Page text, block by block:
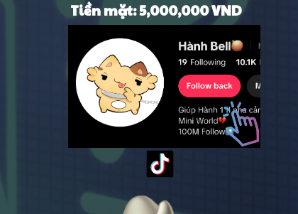
Tiền mặt: 5,000,000 VND